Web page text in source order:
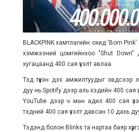
BLACKPINK хамтлагийн охид 'Born Pink'
хэмжээний цомгийнхоо "Shut Down"
хугацаанд 400 сая үзэлт авлаа.
Тэд түүхэн дэх амжилтуудыг эвдсээр
дуу нь Spotify дээр аль хэдийн 400 сая
YouTube дээр ч мөн адил 400 сая
тэдний 400 сая үзэлт давсан 10 дахь
Тэдэнд болон Blinks та нартаа баяр